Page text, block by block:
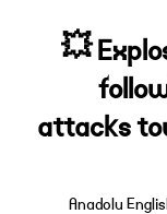
💥
attacks